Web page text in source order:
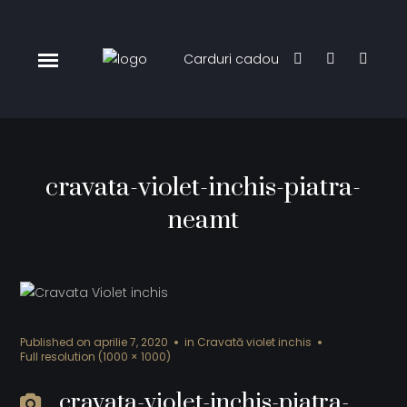
Carduri cadou
cravata-violet-inchis-piatra-
neamt
Published on aprilie 7, 2020 in Cravată violet inchis
Full resolution (1000 × 1000)